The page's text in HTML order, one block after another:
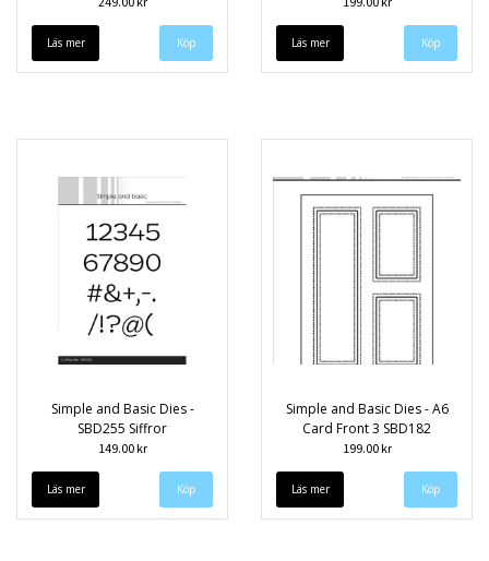
Läs mer Läs mer
Simple and Basic Dies -
SBD255 Siffror
149.00 kr
Läs mer
Simple and Basic Dies - A6
Card Front 3 SBD182
199.00 kr
Läs mer